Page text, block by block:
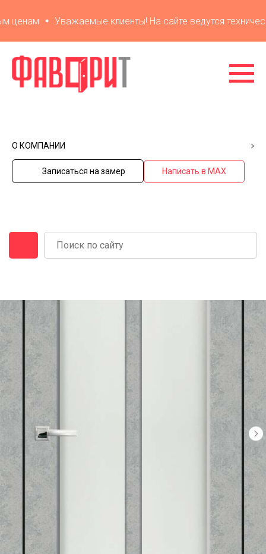
Уважаемые клиенты! На сайте ведутся
О КОМПАНИИ
Записаться на замер Написать в MAX